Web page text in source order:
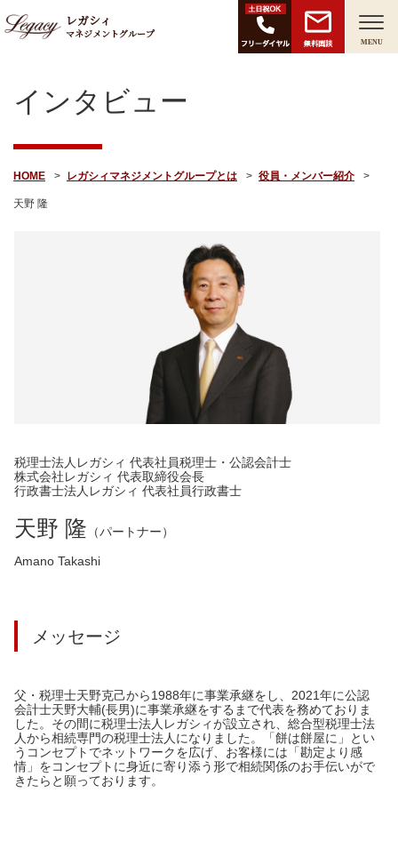
レガシィ
マネジメントグループ
無料面談 MENU
インタビュー
HOME レガシィマネジメントグループとは 役員・メンバー紹介
天野 隆
税理士法人レガシィ 代表社員税理士・公認会計士
株式会社レガシィ 代表取締役会長
行政書士法人レガシィ 代表社員行政書士
天野 隆 （パートナー）
Amano Takashi
メッセージ
父・税理士天野克己から1988年に事業承継をし、2021年に公認
会計士天野大輔(長男)に事業承継をするまで代表を務めておりま
した。その間に税理士法人レガシィが設立され、総合型税理士法
人から相続専門の税理士法人になりました。「餅は餅屋に」とい
うコンセプトでネットワークを広げ、お客様には「勘定より感
情」をコンセプトに身近に寄り添う形で相続関係のお手伝いがで
きたらと願っております。